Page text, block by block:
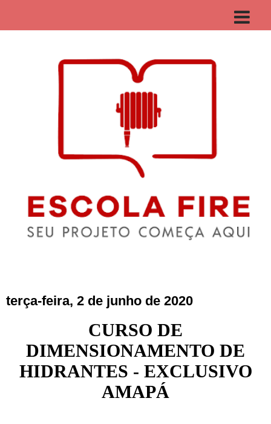
terça-feira, 2 de junho de 2020
CURSO DE
DIMENSIONAMENTO DE
HIDRANTES - EXCLUSIVO
AMAPÁ